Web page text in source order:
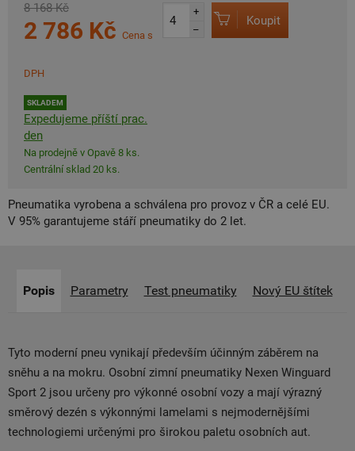
8 168 Kč
2 786 Kč Cena s
DPH
SKLADEM
Expedujeme příští prac.
den
Na prodejně v Opavě 8 ks.
Centrální sklad 20 ks.
+
–
Koupit
Pneumatika vyrobena a schválena pro provoz v ČR a celé EU.
V 95% garantujeme stáří pneumatiky do 2 let.
Popis Parametry Test pneumatiky Nový EU štítek
Tyto moderní pneu vynikají především účinným záběrem na
sněhu a na mokru. Osobní zimní pneumatiky Nexen Winguard
Sport 2 jsou určeny pro výkonné osobní vozy a mají výrazný
směrový dezén s výkonnými lamelami s nejmodernějšími
technologiemi určenými pro širokou paletu osobních aut.